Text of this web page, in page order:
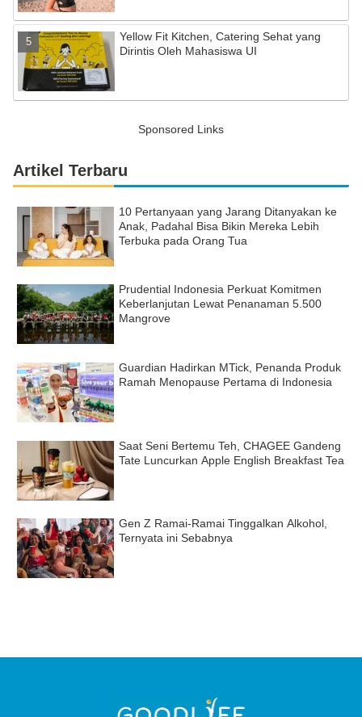
Yellow Fit Kitchen, Catering Sehat yang
Dirintis Oleh Mahasiswa UI
Sponsored Links
Artikel Terbaru
10 Pertanyaan yang Jarang Ditanyakan ke
Anak, Padahal Bisa Bikin Mereka Lebih
Terbuka pada Orang Tua
Prudential Indonesia Perkuat Komitmen
Keberlanjutan Lewat Penanaman 5.500
Mangrove
Guardian Hadirkan MTick, Penanda Produk
Ramah Menopause Pertama di Indonesia
Saat Seni Bertemu Teh, CHAGEE Gandeng
Tate Luncurkan Apple English Breakfast Tea
Gen Z Ramai-Ramai Tinggalkan Alkohol,
Ternyata ini Sebabnya